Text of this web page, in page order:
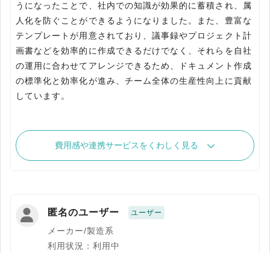
うになったことで、社内での知識が効果的に蓄積され、属
人化を防ぐことができるようになりました。また、豊富な
テンプレートが用意されており、議事録やプロジェクト計
画書などを効率的に作成できるだけでなく、それらを自社
の運用に合わせてアレンジできるため、ドキュメント作成
の標準化と効率化が進み、チーム全体の生産性向上に貢献
しています。
費用感や連携サービスをくわしく見る
匿名のユーザー ユーザー
メーカー/製造系
利用状況：利用中